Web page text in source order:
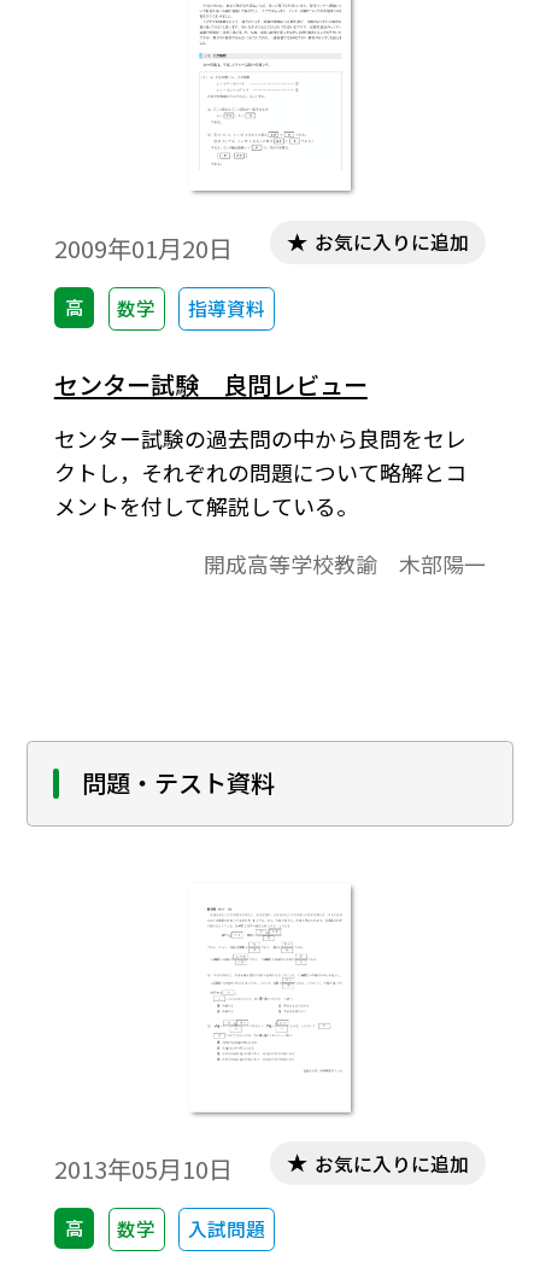
2009年01月20日
高 数学 指導資料
お気に入りに追加
センター試験 良問レビュー
センター試験の過去問の中から良問をセレ
クトし，それぞれの問題について略解とコ
メントを付して解説している。
開成高等学校教諭 木部陽一
問題・テスト資料
2013年05月10日
高 数学 入試問題
お気に入りに追加